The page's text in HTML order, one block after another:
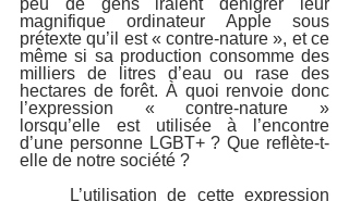
magnifique ordinateur Apple sous
prétexte qu’il est « contre-nature », et ce
même si sa production consomme des
milliers de litres d’eau ou rase des
hectares de forêt. À quoi renvoie donc
l’expression « contre-nature »
lorsqu’elle est utilisée à l’encontre
d’une personne LGBT+ ? Que reflète-t-
elle de notre société ?